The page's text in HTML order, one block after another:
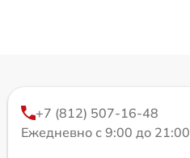
+7 (812) 507-16-48
Ежедневно с 9:00 до 21:00